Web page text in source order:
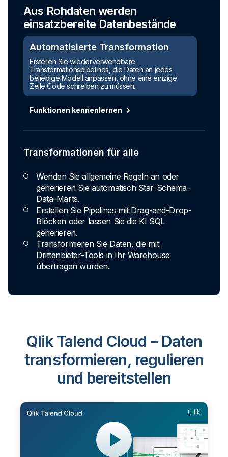
Aus Rohdaten werden
einsatzbereite Datenbestände
Automatisierte Transformation
Erstellen Sie wiederverwendbare
Transformationspipelines, die Daten an jedes
beliebige Modell anpassen, ohne eine einzige
Zeile Code schreiben zu müssen.
Funktionen kennenlernen
Transformationen für alle
Wenden Sie allgemeine Regeln an oder
generieren Sie automatisch Star-Schema-
Data-Marts.
Erstellen Sie Pipelines mit Drag-and-Drop-
Blöcken oder lassen Sie die KI SQL
generieren.
Transformieren Sie Daten, die mit
Drittanbieter-Tools in Ihr Warehouse
übertragen wurden.
Qlik Talend Cloud – Daten
transformieren, regulieren
und bereitstellen